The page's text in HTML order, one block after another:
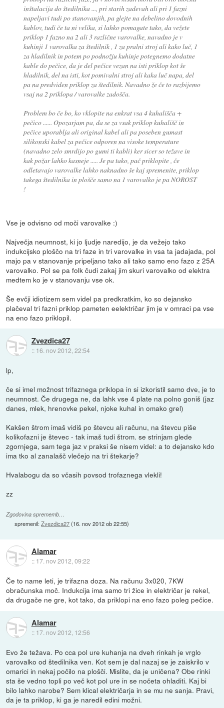
inštalacija do štedilnika ..., pri starih zadevah ali pri 1 fazni
napeljavi tudi po stanovanjih, pa glejte na debelino dovodnih
kablov, tudi če ta ni velika, si lahko pomagate tako, da vežete
priklop 1 fazno na 2 ali 3 različne varovalke, navadno je v
kuhinji 1 varovalka za štedilnik , 1 za pralni stroj ali kako luč, 1
za hladilnik in potem po podnožju kuhinje potegnemo dodatne
kable do pečice, da je del pečice vezan na isti priklop kot še
hladilnik, del na isti, kot pomivalni stroj ali kaka luč napa, del
pa na predviden priklop za štedilnik. Navadno že če to razbijemo
vsaj na 2 priklopa / varovalke zadošča.
Problem bo če bo, ko vklopite na enkrat vsa 4 kuhališča +
pečico ...... Opozarjam pa, da se za vsak priklop kuhališč in
pečice uporablja ali original kabel ali pa poseben gumast
silikonski kabel za pečice odporen na visoke temperature
(navadno zelo smrdijo po gumi ti kabli) ker sicer so težave in
kak požar lahko kasneje ..... Je pa tako, pač priklopite , če
odletavajo varovalke lahko naknadno še kaj spremenite, priklop
takega štedilnika in plošče samo na 1 varovalko je pa NOROST
!
Vse je odvisno od moči varovalke :)
Največja neumnost, ki jo ljudje naredijo, je da vežejo tako
indukcijsko ploščo na tri faze in tri varovalke in vsa ta jadajada, pol
majo pa v stanovanje pripeljano tako ali tako samo eno fazo z 25A
varovalko. Pol se pa folk čudi zakaj jim skuri varovalko od elektra
medtem ko je v stanovanju vse ok.
Še evčji idiotizem sem videl pa predkratkim, ko so dejansko
plačeval tri fazni priklop pameten eelektričar jim je v omraci pa vse
na eno fazo priklopil.
Zvezdica27
:: 16. nov 2012, 22:54
lp,
če si imel možnost trifaznega priklopa in si izkoristil samo dve, je to
neumnost. Če drugega ne, da lahk vse 4 plate na polno goniš (jaz
danes, mlek, hrenovke pekel, njoke kuhal in omako grel)
Kakšen štrom imaš vidiš po števcu ali računu, na števcu piše
kolikofazni je števec - tak imaš tudi štrom. se strinjam glede
zgornjega, sam tega jaz v praksi še nisem videl: a to dejansko kdo
ima tko al zanalašč vlečejo na tri štekarje?
Hvalabogu da so včasih povsod trofaznega vlekli!
zz
Zgodovina sprememb…
spremenil:Zvezdica27(16. nov 2012 ob 22:55)
Alamar
:: 17. nov 2012, 09:22
Če to name leti, je trifazna doza. Na računu 3x020, 7KW
obračunska moč. Indukcija ima samo tri žice in električar je rekel,
da drugače ne gre, kot tako, da priklopi na eno fazo poleg pečice.
Alamar
:: 17. nov 2012, 12:56
Evo že težava. Po cca pol ure kuhanja na dveh rinkah je vrglo
varovalko od štedilnika ven. Kot sem je dal nazaj se je zaiskrilo v
omarici in nekaj počilo na plošči. Mislite, da je uničena? Obe rinki
sta še vedno topli po več kot pol ure in se nočeta ohladiti. Kaj bi
bilo lahko narobe? Sem klical električarja in se mu ne sanja. Pravi,
da je ta priklop, ki ga je naredil edini možni.